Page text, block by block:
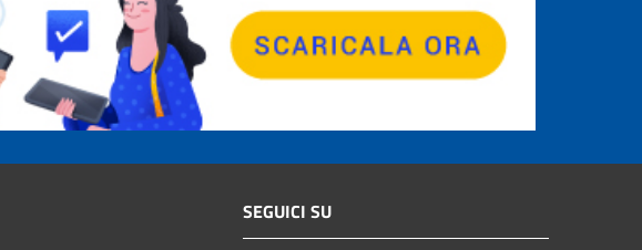
SEGUICI SU